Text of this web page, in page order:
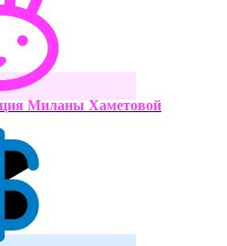
Миланы Хаметовой